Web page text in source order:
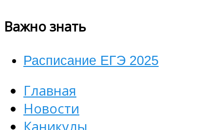
Важно знать
Расписание ЕГЭ 2025
Главная
Новости